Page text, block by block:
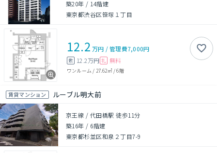
築20年 / 14階建
東京都渋谷区笹塚１丁目
12.2 万円 /管理費7,000円
敷 12.2万円 礼 無料
ワンルーム / 27.62㎡/6階
賃貸マンション ルーブル明大前
京王線 / 代田橋駅 徒歩11分
築16年 / 6階建
東京都杉並区和泉２丁目7-9